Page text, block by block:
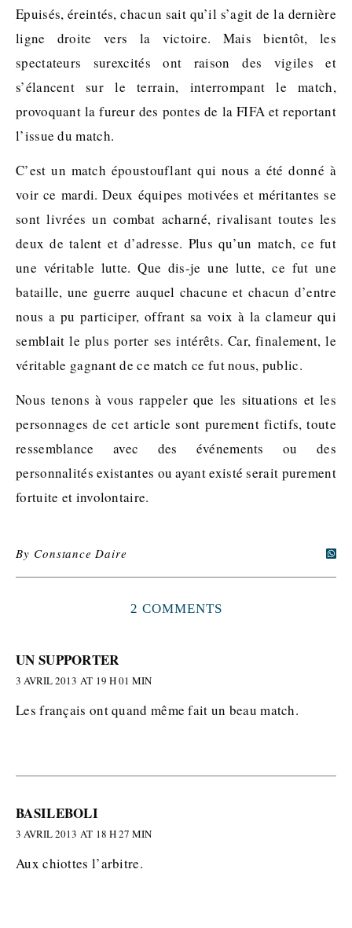
Epuisés, éreintés, chacun sait qu’il s’agit de la dernière
ligne droite vers la victoire. Mais bientôt, les
spectateurs surexcités ont raison des vigiles et
s’élancent sur le terrain, interrompant le match,
provoquant la fureur des pontes de la FIFA et reportant
l’issue du match.
C’est un match époustouflant qui nous a été donné à
voir ce mardi. Deux équipes motivées et méritantes se
sont livrées un combat acharné, rivalisant toutes les
deux de talent et d’adresse. Plus qu’un match, ce fut
une véritable lutte. Que dis-je une lutte, ce fut une
bataille, une guerre auquel chacune et chacun d’entre
nous a pu participer, offrant sa voix à la clameur qui
semblait le plus porter ses intérêts. Car, finalement, le
véritable gagnant de ce match ce fut nous, public.
Nous tenons à vous rappeler que les situations et les
personnages de cet article sont purement fictifs, toute
ressemblance avec des événements ou des
personnalités existantes ou ayant existé serait purement
fortuite et involontaire.
By Constance Daire
2 COMMENTS
UN SUPPORTER
3 AVRIL 2013 AT 19 H 01 MIN
Les français ont quand même fait un beau match.
BASILEBOLI
3 AVRIL 2013 AT 18 H 27 MIN
Aux chiottes l’arbitre.